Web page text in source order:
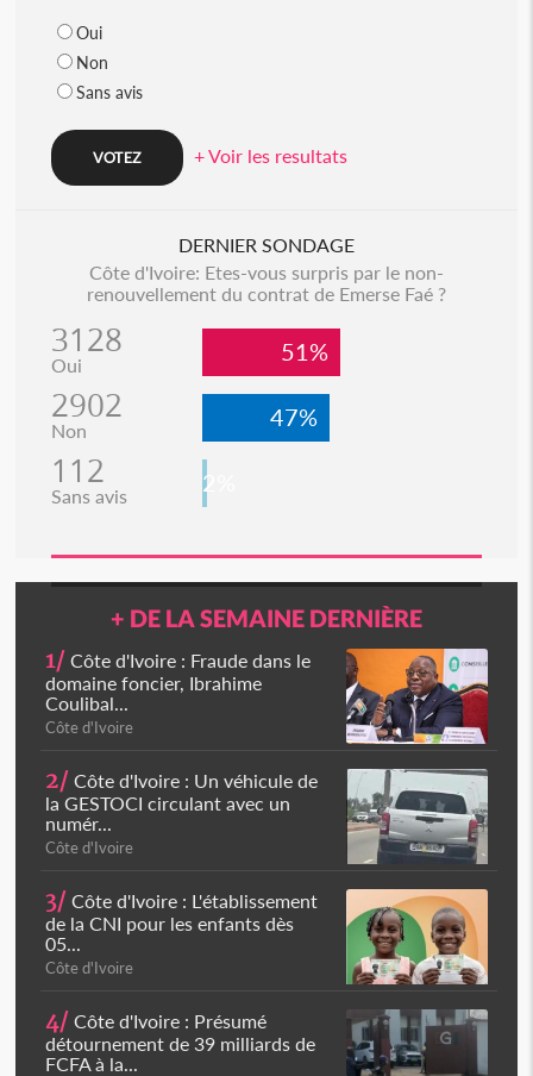
Oui
Non
Sans avis
+ Voir les resultats
DERNIER SONDAGE
Côte d'Ivoire: Etes-vous surpris par le non-
renouvellement du contrat de Emerse Faé ?
3128
Oui 51%
2902
Non 47%
112
Sans avis 2%
+ DE LA SEMAINE DERNIÈRE
1/ Côte d'Ivoire : Fraude dans le
domaine foncier, Ibrahime
Coulibal...
Côte d'Ivoire
2/ Côte d'Ivoire : Un véhicule de
la GESTOCI circulant avec un
numér...
Côte d'Ivoire
3/ Côte d'Ivoire : L'établissement
de la CNI pour les enfants dès
05...
Côte d'Ivoire
4/ Côte d'Ivoire : Présumé
détournement de 39 milliards de
FCFA à la...